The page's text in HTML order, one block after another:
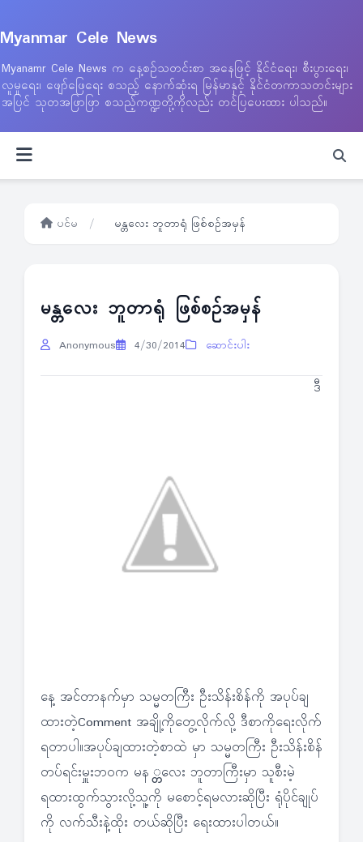
Myanmar Cele News
Myanamr Cele News က နေ့စဉ်သတင်းစာ အနေဖြင့် နိုင်ငံရေး၊ စီးပွားရေး၊
လူမှုရေး၊ ဖျော်ဖြေရေး စသည့် နောက်ဆုံးရ မြန်မာနှင့် နိုင်ငံတကာသတင်းများ
အပြင် သုတအဖြာဖြာ စသည့်ကဏ္ဍတို့ကိုလည်း တင်ပြပေးထား ပါသည်။
ပင်မ / မန္တလေး ဘူတာရုံ ဖြစ်စဉ်အမှန်
မန္တလေး ဘူတာရုံ ဖြစ်စဉ်အမှန်
Anonymous 4/30/2014 ဆောင်းပါး
ဒီ
နေ့ အင်တာနက်မှာ သမ္မတကြီး ဦးသိန်းစိန်ကို အပုပ်ချ
ထားတဲ့Comment အချို့ကိုတွေ့လိုက်လို့ ဒီစာကိုရေးလိုက်
ရတာပါ။အပုပ်ချထားတဲ့စာထဲ မှာ သမ္မတကြီး ဦးသိန်းစိန်
တပ်ရင်းမှူးဘဝက မန ္တလေး ဘူတာကြီးမှာ သူစီးမဲ့
ရထားထွက်သွားလို့သူ့ကို မစောင့်ရမလားဆိုပြီး ရုံပိုင်ချုပ်
ကို လက်သီးနဲ့ထိုး တယ်ဆိုပြီး ရေးထားပါတယ်။